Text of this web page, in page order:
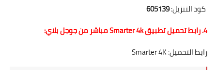
كود التنزيل:605139
4. رابط تحميل تطبيق Smarter 4k مباشر من جوجل بلاي:
رابط التحميل:Smarter 4K